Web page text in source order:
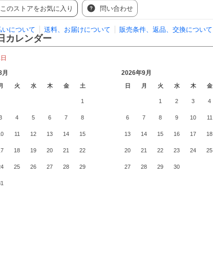
ナー
このストアをお気に入り 問い合わせ
いについて 送料、お届けについて 販売条件、返品、交換について
カレンダー
火 水 木 金 土
1
4 5 6 7 8
11 12 13 14 15
18 19 20 21 22
25 26 27 28 29
2026年9月
日 月 火 水 木 金
1 2 3 4
6 7 8 9 10 11
13 14 15 16 17 18
20 21 22 23 24 25
27 28 29 30